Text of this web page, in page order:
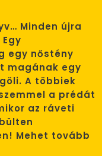
Minden újra
egy nőstény
magának egy
A többiek
a prédát
az ráveti
Mehet tovább